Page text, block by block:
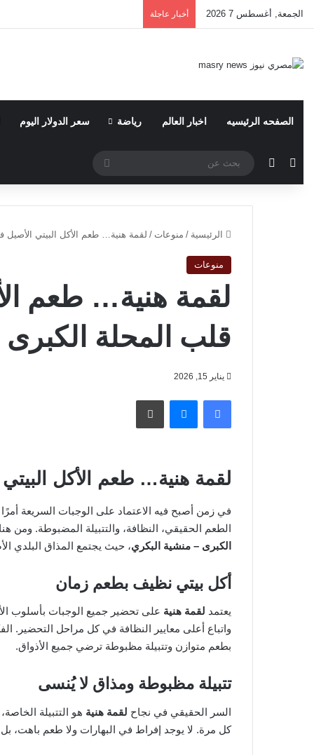
الجمعة, أغسطس 7 2026 أخبار عاجلة
الصفحه الرئيسيه اخبار العالم رياضة سعر الدولار اليوم
مقال عشوائي
الوضع المظلم
عن
الرئيسية / منوعات / لقمة هنية… طعم الأكل البيتي الأصيل
منوعات
لقمة هنية… طعم
قلب المحلة الكبرى
يناير 15, 2026
فيسبوك
لقمة هنية… طعم الأكل
في زمن أصبح فيه الاعتماد على الوجبات السريعة
الطعم الحقيقي، النظافة، والتتبيلة المضبوطة. ومن
الكبرى – منشية البكري، حيث يجتمع المذاق البلدي
أكل بيتي نظيف بطعم زمان
يعتمد لقمة هنية على تحضير جميع الوجبات بأسلوب
واتباع أعلى معايير النظافة في كل مراحل التحضير.
بطعم متوازن وتتبيلة مظبوطة ترضي جميع الأذواق.
تتبيلة مظبوطة ومذاق لا يُنسى
السر الحقيقي في نجاح لقمة هنية هو التتبيلة
كل مرة. لا يوجد إفراط في البهارات ولا طعم باهت،